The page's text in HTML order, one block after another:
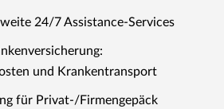
24/7 Assistance-Services
und Krankentransport
für Privat-/Firmengepäck